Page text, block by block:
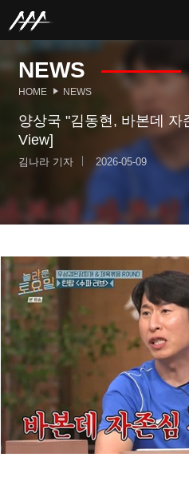
NEWS
HOME NEWS
양상국 "김동현, 바본데
View]
김나라 기자 2026-05-09